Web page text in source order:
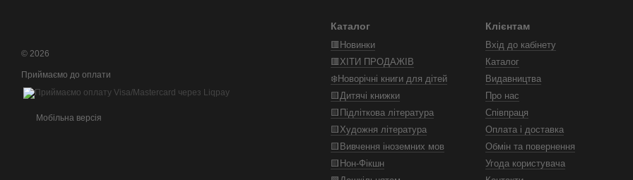
© 2026
Приймаємо до оплати
Мобільна версія
Каталог
🟥Новинки
🟥ХІТИ ПРОДАЖІВ
❄️Новорічні книги для дітей
🟨Дитячі книжки
🟨Підліткова література
🟨Художня література
🟨Вивчення іноземних мов
🟨Нон-Фікшн
Клієнтам
Вхід до кабінету
Каталог
Видавництва
Про нас
Співпраця
Оплата і доставка
Обмін та повернення
Угода користувача